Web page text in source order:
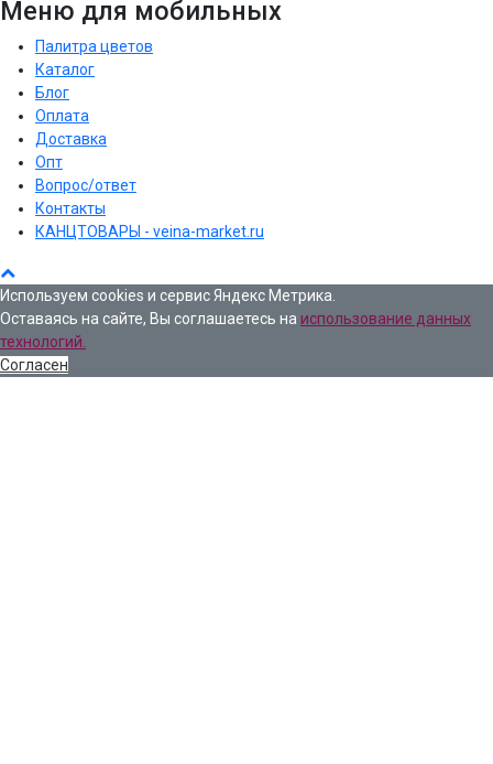
Меню для мобильных
Палитра цветов
Каталог
Блог
Оплата
Доставка
Опт
Вопрос/ответ
Контакты
КАНЦТОВАРЫ - veina-market.ru
Используем cookies и сервис Яндекс Метрика.
Оставаясь на сайте, Вы соглашаетесь на использование данных
технологий.
Согласен